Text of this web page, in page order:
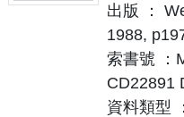
出版 ：
1988,
索書號 ：
CD22891
資料類型